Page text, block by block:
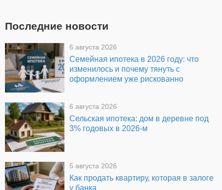
Последние новости
6 августа 2026
Семейная ипотека в 2026 году: что
изменилось и почему тянуть с
оформлением уже рискованно
6 августа 2026
Сельская ипотека: дом в деревне под
3% годовых в 2026-м
5 августа 2026
Как продать квартиру, которая в залоге
у банка